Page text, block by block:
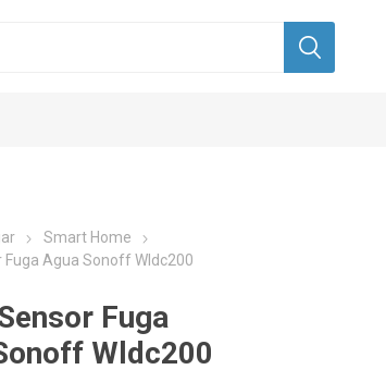
Smart Home
Fuga Agua Sonoff Wldc200
Fuga
Wldc200